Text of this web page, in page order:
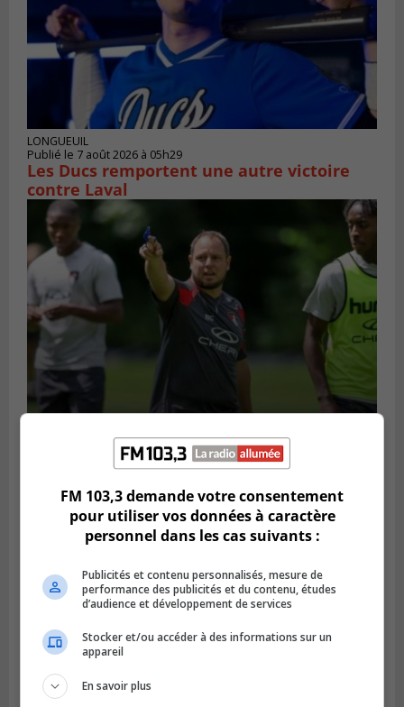
LONGUEUIL
Publié le 7 août 2026 à 05h29
Les Ducs remportent une autre victoire
contre Laval
Un Québécois parmi l’élite du soccer
FM 103,3 demande votre consentement
pour utiliser vos données à caractère
personnel dans les cas suivants :
Publicités et contenu personnalisés, mesure de
performance des publicités et du contenu, études
d’audience et développement de services
Stocker et/ou accéder à des informations sur un
appareil
En savoir plus